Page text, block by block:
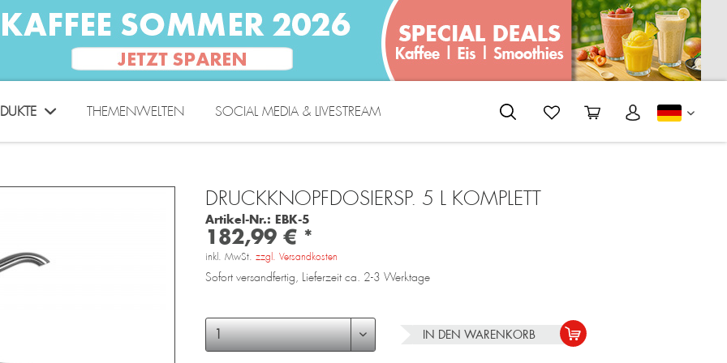
THEMENWELTEN SOCIAL MEDIA & LIVESTREAM
DRUCKKNOPFDOSIERSP. 5 L KOMPLETT
Artikel-Nr.: EBK-5
182,99 € *
inkl. MwSt. zzgl. Versandkosten
Sofort versandfertig, Lieferzeit ca. 2-3 Werktage
IN DEN WARENKORB